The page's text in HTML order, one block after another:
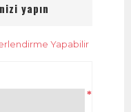
yapın
Yapabilir
*